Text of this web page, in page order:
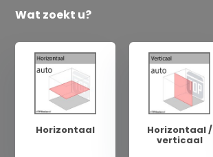
Wat zoekt u?
Horizontaal Horizontaal /
verticaal